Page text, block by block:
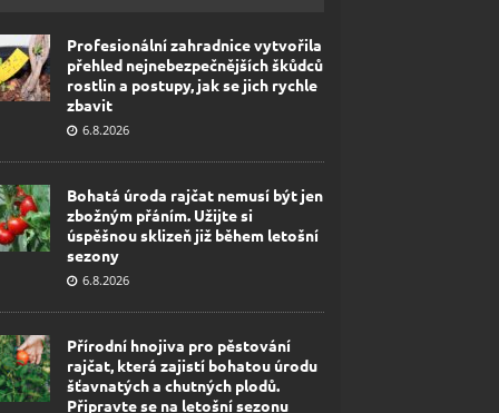
Profesionální zahradnice vytvořila
přehled nejnebezpečnějších škůdců
rostlin a postupy, jak se jich rychle
zbavit
6.8.2026
Bohatá úroda rajčat nemusí být jen
zbožným přáním. Užijte si
úspěšnou sklizeň již během letošní
sezony
6.8.2026
Přírodní hnojiva pro pěstování
rajčat, která zajistí bohatou úrodu
šťavnatých a chutných plodů.
Připravte se na letošní sezonu